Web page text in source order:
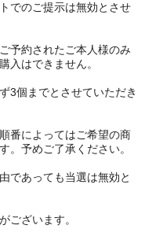
でのご提示は無効とさせ
予約されたご本人様のみ
入はできません。
3個までとさせていただき
番によってはご希望の商
。予めご了承ください。
であっても当選は無効と
ございます。